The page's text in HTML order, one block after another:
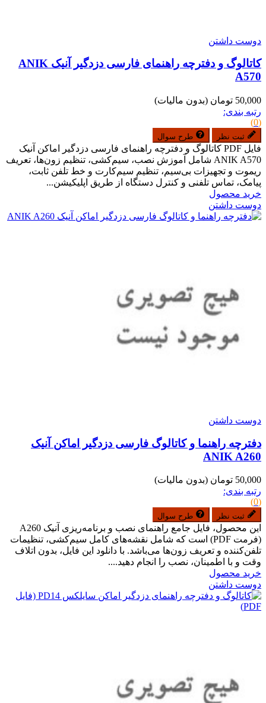
دوست داشتن
کاتالوگ و دفترچه راهنمای فارسی دزدگیر آنیک ANIK
A570
50,000 تومان
(بدون مالیات)
رتبه بندی:
(0)
ثبت نظر طرح سوال
فایل PDF کاتالوگ و دفترچه راهنمای فارسی دزدگیر اماکن آنیک
ANIK A570 شامل آموزش نصب، سیم‌کشی، تنظیم زون‌ها، تعریف
ریموت و تجهیزات بی‌سیم، تنظیم سیم‌کارت و خط تلفن ثابت،
پیامک، تماس تلفنی و کنترل دستگاه از طریق اپلیکیشن...
خرید محصول
دوست داشتن
دوست داشتن
دفترچه راهنما و کاتالوگ فارسی دزدگیر اماکن آنیک
ANIK A260
50,000 تومان
(بدون مالیات)
رتبه بندی:
(0)
ثبت نظر طرح سوال
این محصول، فایل جامع راهنمای نصب و برنامه‌ریزی آنیک A260
(فرمت PDF) است که شامل نقشه‌های کامل سیم‌کشی، تنظیمات
تلفن‌کننده و تعریف زون‌ها می‌باشد. با دانلود این فایل، بدون اتلاف
وقت و با اطمینان، نصب را انجام دهید....
خرید محصول
دوست داشتن